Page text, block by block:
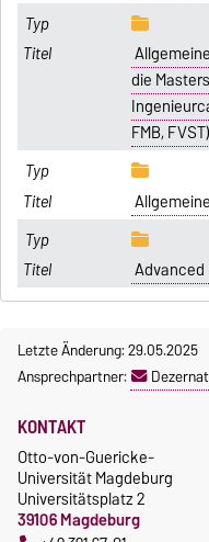
die
FMB, FVST)
Letzte Änderung: 29.05.2025
Ansprechpartner:
KONTAKT
Otto-von-Guericke-
Universität Magdeburg
Universitätsplatz 2
39106 Magdeburg